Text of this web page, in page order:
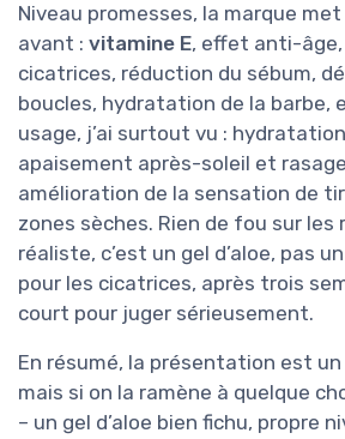
Niveau promesses, la marque
avant : vitamine E, effet anti-
cicatrices, réduction du sébum,
boucles, hydratation de la barbe,
usage, j’ai surtout vu :
apaisement après-soleil et
amélioration de la sensation de
zones sèches. Rien de fou sur
réaliste, c’est un gel d’aloe, pas
pour les cicatrices, après trois
court pour juger sérieusement.
En résumé, la présentation est
mais si on la ramène à quelque
– un gel d’aloe bien fichu, propre